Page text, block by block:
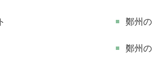
鄭州
鄭州